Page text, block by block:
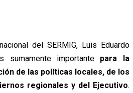
del SERMIG, Luis Eduardo
sumamente importante para la
de las políticas locales, de los
regionales y del Ejecutivo.